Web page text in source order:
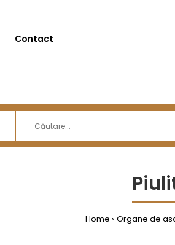
Contact
Home Organe de